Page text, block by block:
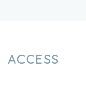
ACCESS